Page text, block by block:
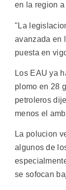
en la region
"La
avanzada en
puesta en
Los EAU ya
plomo en 28
petroleros
menos el
La polucion
algunos de
se sofocan